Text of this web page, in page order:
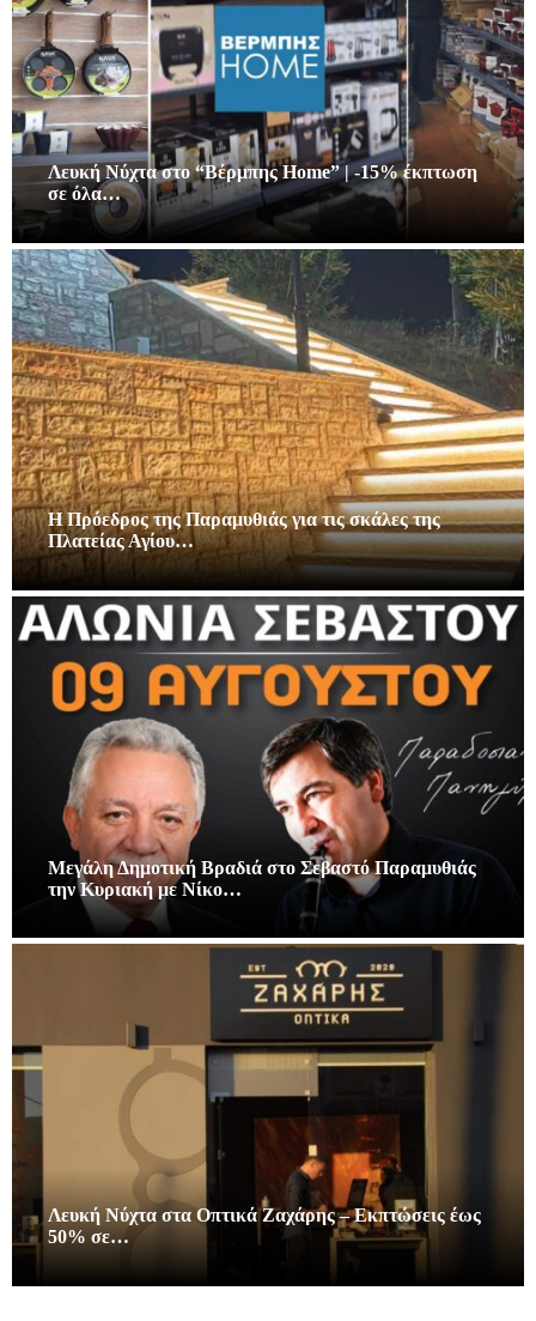
Λευκή Νύχτα στο “Βέρμπης Home” | -15% έκπτωση
σε όλα…
Η Πρόεδρος της Παραμυθιάς για τις σκάλες της
Πλατείας Αγίου…
Μεγάλη Δημοτική Βραδιά στο Σεβαστό Παραμυθιάς
την Κυριακή με Νίκο…
Λευκή Νύχτα στα Οπτικά Ζαχάρης – Εκπτώσεις έως
50% σε…